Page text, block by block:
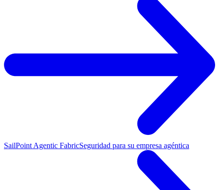
SailPoint Agentic FabricSeguridad para su empresa agéntica